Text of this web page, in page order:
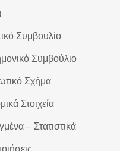
Συμβουλίο
Συμβούλιο
Σχήμα
Στοιχεία
– Στατιστικά